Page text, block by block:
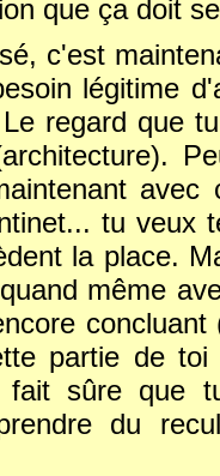
que ça doit
c'est
légitime
Le regard que
tu veux
la place.
même
partie de
fait sûre que
du